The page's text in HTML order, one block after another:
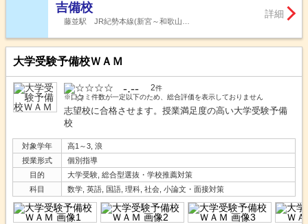
吉備校
藤並駅 JR紀勢本線(新宮～和歌山…
詳細
大学受験予備校ＷＡＭ
-.-- 2件
※口コミ件数が一定以下のため、総合評価を表示しておりません
志望校に合格させます。授業満足度の高い大学受験予備
校
対象学年
高1～3, 浪
授業形式
個別指導
目的
大学受験, 総合型選抜・学校推薦対策
科目
数学, 英語, 国語, 理科, 社会, 小論文・面接対策